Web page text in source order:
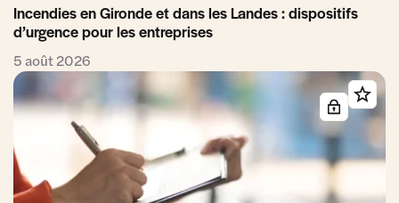
Incendies en Gironde et dans les Landes : dispositifs
d’urgence pour les entreprises
5 août 2026